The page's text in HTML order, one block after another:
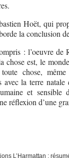
Hoët, qui
la conclusion
: l’oeuvre
chose est, le
chose,
avec la terre
et sensible
réflexion d’une
L’Harmattan ;